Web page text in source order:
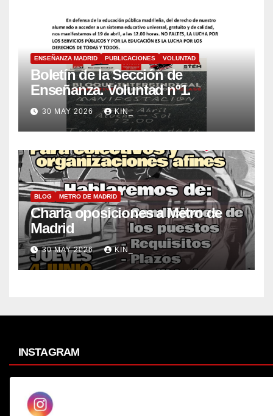
ENSEÑANZA MADRID PUBLICACIONES VOLUNTAD
Boletín de la Sección de
Enseñanza. Voluntad nº1.
30 MAY 2026 KIN_
BLOG METRO DE MADRID
Charla oposiciones a Metro de
Madrid
30 MAY 2026 KIN_
INSTAGRAM